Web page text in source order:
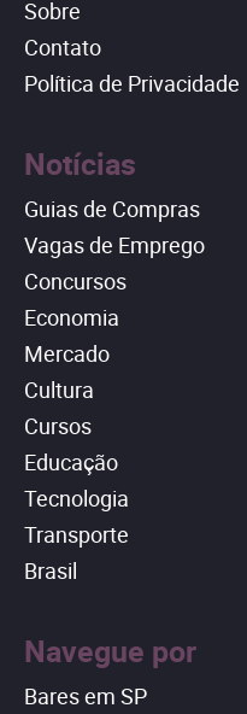
Sobre
Contato
Política de Privacidade
Notícias
Guias de Compras
Vagas de Emprego
Concursos
Economia
Mercado
Cultura
Cursos
Educação
Tecnologia
Transporte
Brasil
Navegue por
Bares em SP